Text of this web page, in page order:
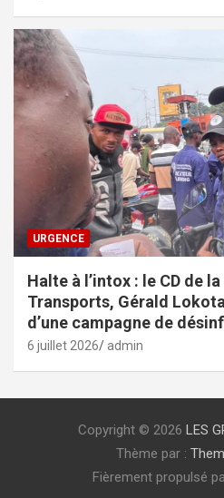
URGENCE
Halte à l’intox : le CD de
Transports, Gérald
d’une campagne de
6 juillet 2026 admin
Copyright © 2026 LES
Thème par :
Fièrement propulsé